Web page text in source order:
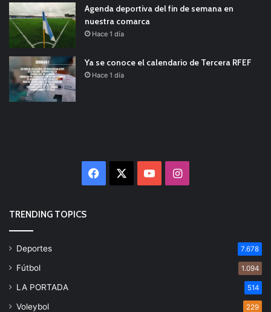
Agenda deportiva del fin de semana en
nuestra comarca
Hace 1 día
Ya se conoce el calendario de Tercera RFEF
Hace 1 día
Facebook YouTubeInstagram
TRENDING TOPICS
Deportes 7.678
Fútbol 1.094
LA PORTADA 514
Voleybol 229